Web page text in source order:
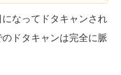
なってドタキャンされ
ドタキャンは完全に脈